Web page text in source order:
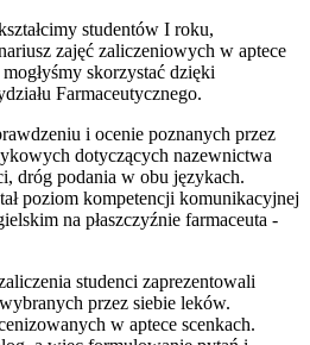
studentów I roku,
zajęć zaliczeniowych w aptece
skorzystać dzięki
Farmaceutycznego.
i ocenie poznanych przez
dotyczących nazewnictwa
dróg podania w obu językach.
poziom kompetencji komunikacyjnej
na płaszczyźnie farmaceuta -
studenci zaprezentowali
przez siebie leków.
w aptece scenkach.